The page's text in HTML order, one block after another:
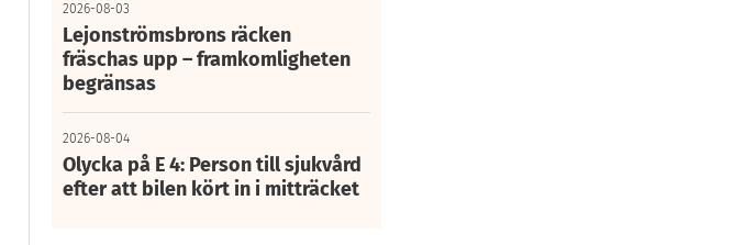
2026-08-03
Lejonströmsbrons räcken
fräschas upp – framkomligheten
begränsas
2026-08-04
Olycka på E 4: Person till sjukvård
efter att bilen kört in i mitträcket